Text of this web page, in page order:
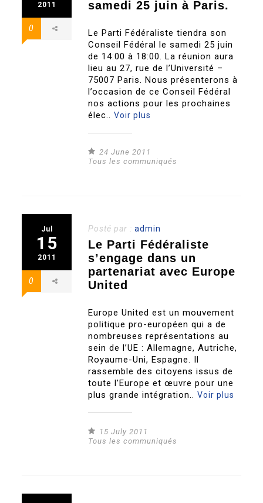
2011
0
samedi 25 juin à Paris.
Le Parti Fédéraliste tiendra son
Conseil Fédéral le samedi 25 juin
de 14:00 à 18:00. La réunion aura
lieu au 27, rue de l’Université –
75007 Paris. Nous présenterons à
l’occasion de ce Conseil Fédéral
nos actions pour les prochaines
élec..Voir plus
24 June 2011
Tous les communiqués
Jul
15
2011
0
Posté par :admin
Le Parti Fédéraliste
s’engage dans un
partenariat avec Europe
United
Europe United est un mouvement
politique pro-européen qui a de
nombreuses représentations au
sein de l’UE : Allemagne, Autriche,
Royaume-Uni, Espagne. Il
rassemble des citoyens issus de
toute l’Europe et œuvre pour une
plus grande intégration..Voir plus
15 July 2011
Tous les communiqués